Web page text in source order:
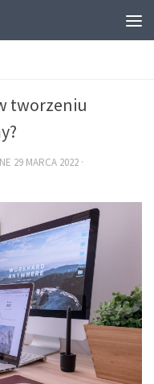
tworzeniu
29 MARCA 2022 ·